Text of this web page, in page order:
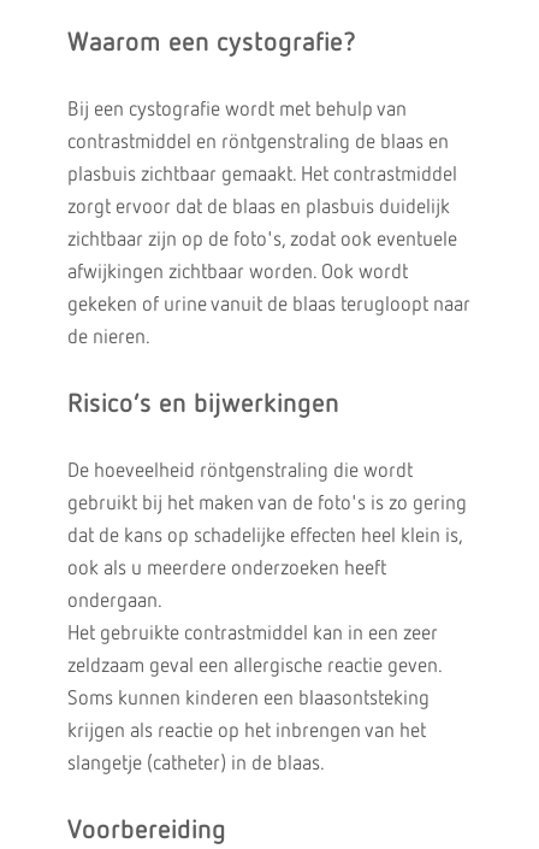
Waarom een cystografie?
Bij een cystografie wordt met behulp van
contrastmiddel en röntgenstraling de blaas en
plasbuis zichtbaar gemaakt. Het contrastmiddel
zorgt ervoor dat de blaas en plasbuis duidelijk
zichtbaar zijn op de foto's, zodat ook eventuele
afwijkingen zichtbaar worden. Ook wordt
gekeken of urine vanuit de blaas terugloopt naar
de nieren.
Risico’s en bijwerkingen
De hoeveelheid röntgenstraling die wordt
gebruikt bij het maken van de foto's is zo gering
dat de kans op schadelijke effecten heel klein is,
ook als u meerdere onderzoeken heeft
ondergaan.
Het gebruikte contrastmiddel kan in een zeer
zeldzaam geval een allergische reactie geven.
Soms kunnen kinderen een blaasontsteking
krijgen als reactie op het inbrengen van het
slangetje (catheter) in de blaas.
Voorbereiding